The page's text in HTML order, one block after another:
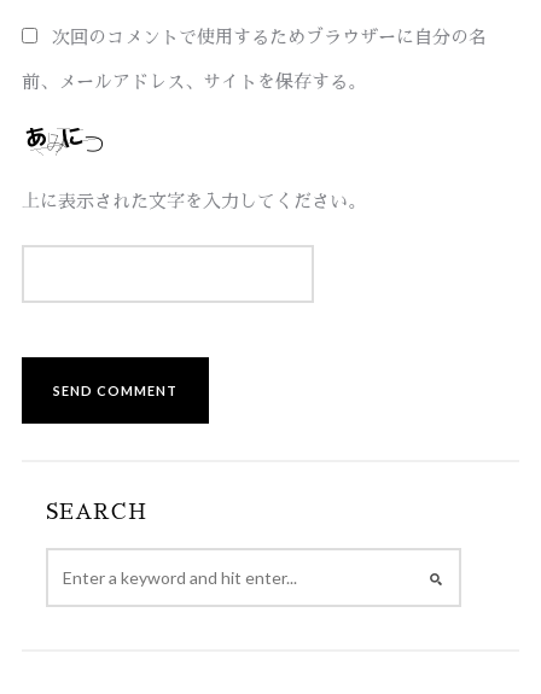
次回のコメントで使用するためブラウザーに自分の名
前、メールアドレス、サイトを保存する。
上に表示された文字を入力してください。
SEARCH